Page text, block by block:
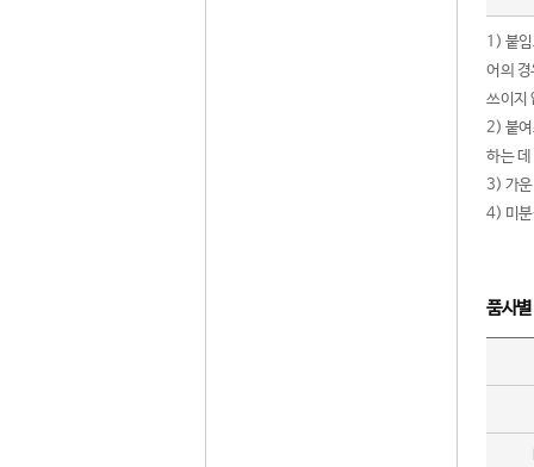
1) 붙
어의
쓰이지
2) 붙여
하는
3) 가운
4) 미분
품사